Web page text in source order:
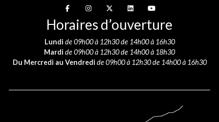
Suivez-nous sur
Suivez-nous sur
Suivez-nous sur
Suivez-nous sur
Suivez-nous sur
Horaires d’ouverture
Lundi de 09h00 à 12h30 de 14h00 à 16h30
Mardi de 09h00 à 12h30 de 14h00 à 18h30
Du Mercredi au Vendredi de 09h00 à 12h30 de 14h00 à 16h30